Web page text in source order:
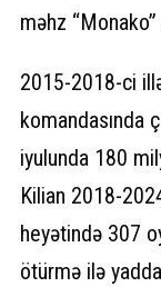
məhz
2015-2018-ci
komandasında
iyulunda 180
Kilian 2018-
heyətində 307
ötürmə ilə